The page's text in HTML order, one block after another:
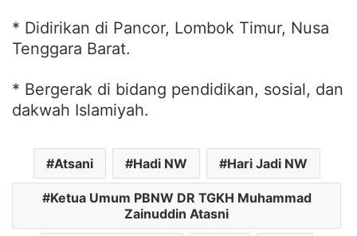
* Didirikan di Pancor, Lombok Timur, Nusa
Tenggara Barat.
* Bergerak di bidang pendidikan, sosial, dan
dakwah Islamiyah.
Atsani Hadi NW Hari Jadi NW
Ketua Umum PBNW DR TGKH Muhammad
Zainuddin Atasni